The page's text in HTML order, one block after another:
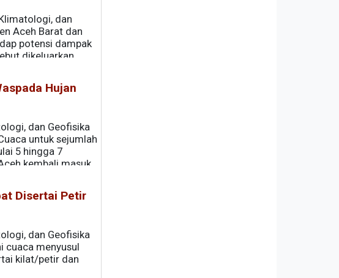
dan
Aceh Barat dan
potensi dampak
dikeluarkan
hingga sepekan
Hujan
dan Geofisika
untuk sejumlah
5 hingga 7
kembali masuk
Disertai Petir
dan Geofisika
cuaca menyusul
kilat/petir dan